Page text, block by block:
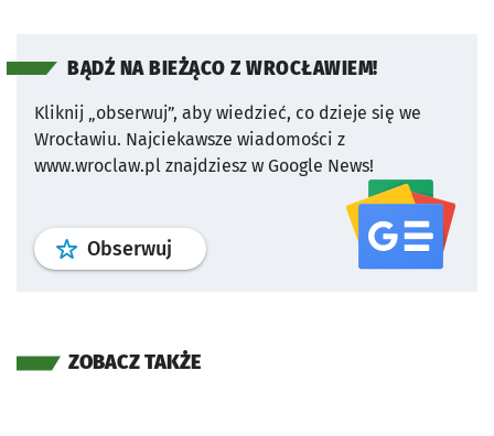
BĄDŹ NA BIEŻĄCO Z WROCŁAWIEM!
Kliknij „obserwuj”, aby wiedzieć, co dzieje się we
Wrocławiu. Najciekawsze wiadomości z
www.wroclaw.pl znajdziesz w Google News!
Obserwuj profil serwisu
ZOBACZ TAKŻE